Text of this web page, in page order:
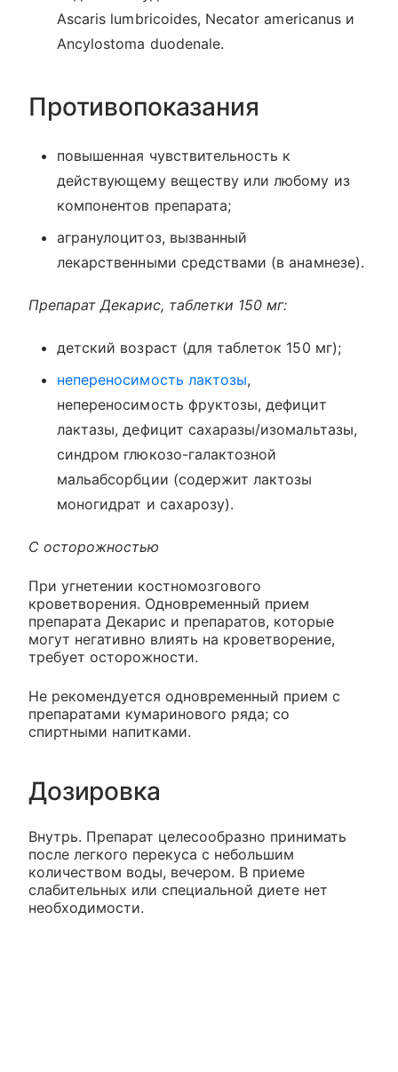
Ascaris lumbricoides, Necator americanus и
Ancylostoma duodenale.
Противопоказания
повышенная чувствительность к
действующему веществу или любому из
компонентов препарата;
агранулоцитоз, вызванный
лекарственными средствами (в анамнезе).
Препарат Декарис, таблетки 150 мг:
детский возраст (для таблеток 150 мг);
непереносимость лактозы,
непереносимость фруктозы, дефицит
лактазы, дефицит сахаразы/изомальтазы,
синдром глюкозо-галактозной
мальабсорбции (содержит лактозы
моногидрат и сахарозу).
С осторожностью
При угнетении костномозгового
кроветворения. Одновременный прием
препарата Декарис и препаратов, которые
могут негативно влиять на кроветворение,
требует осторожности.
Не рекомендуется одновременный прием с
препаратами кумаринового ряда; со
спиртными напитками.
Дозировка
Внутрь. Препарат целесообразно принимать
после легкого перекуса с небольшим
количеством воды, вечером. В приеме
слабительных или специальной диете нет
необходимости.